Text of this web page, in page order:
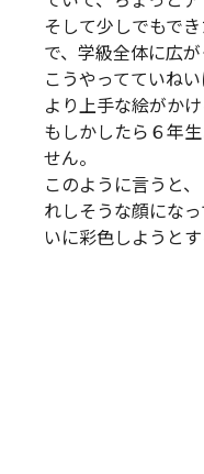
そして少しでもで
で、学級全体に広が
こうやってていね
より上手な絵がかけ
もしかしたら６年
せん。
このように言うと
れしそうな顔にな
いに彩色しようとす